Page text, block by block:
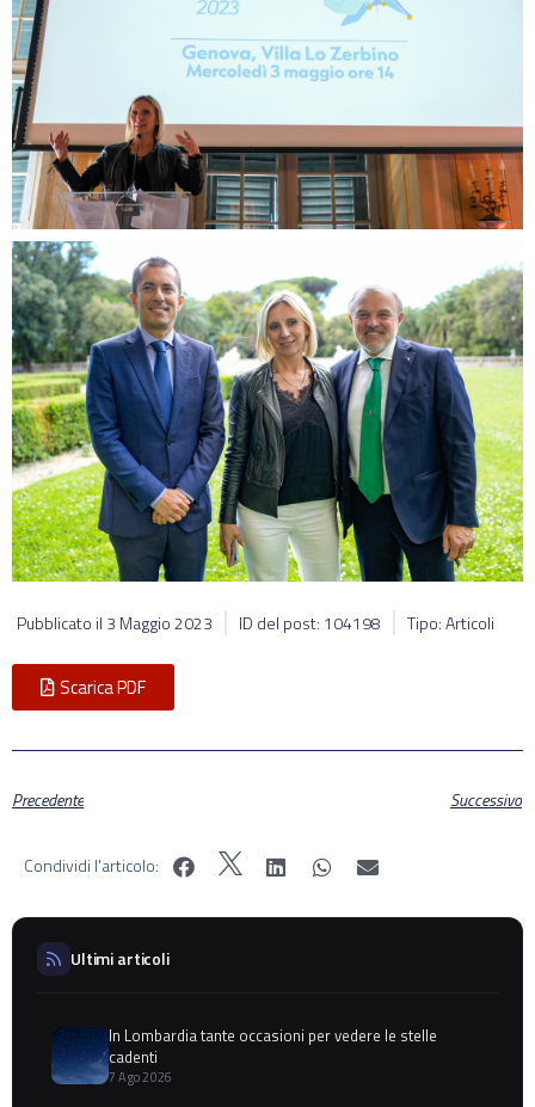
Pubblicato il 3 Maggio 2023 ID del post: 104198 Tipo: Articoli
Scarica PDF
Precedente Successivo
Condividi l'articolo:
Ultimi articoli
In Lombardia tante occasioni per vedere le stelle
cadenti
7 Ago 2026